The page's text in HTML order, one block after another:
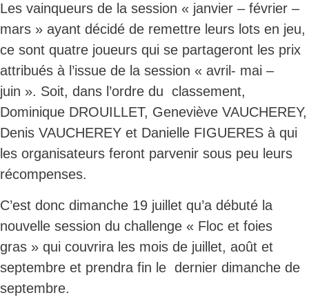
Les vainqueurs de la session « janvier – février –
mars » ayant décidé de remettre leurs lots en jeu,
ce sont quatre joueurs qui se partageront les prix
attribués à l’issue de la session « avril- mai –
juin ». Soit, dans l’ordre du classement,
Dominique DROUILLET, Geneviève VAUCHEREY,
Denis VAUCHEREY et Danielle FIGUERES à qui
les organisateurs feront parvenir sous peu leurs
récompenses.
C’est donc dimanche 19 juillet qu’a débuté la
nouvelle session du challenge « Floc et foies
gras » qui couvrira les mois de juillet, août et
septembre et prendra fin le dernier dimanche de
septembre.